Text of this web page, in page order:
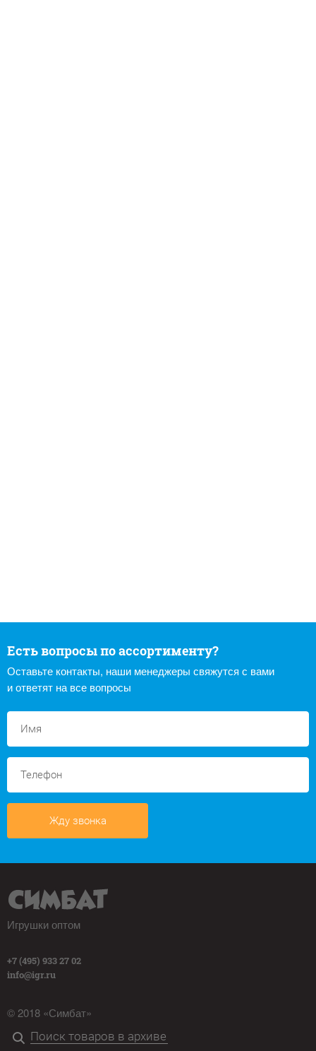
Есть вопросы по ассортименту?
Оставьте контакты, наши менеджеры свяжутся с вами
и ответят на все вопросы
Жду звонка
Игрушки оптом
+7 (495) 933 27 02
info@igr.ru
© 2018 «Симбат»